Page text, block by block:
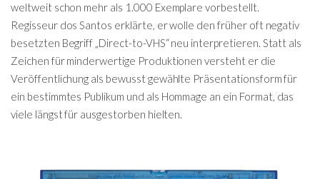
weltweit schon mehr als 1.000 Exemplare vorbestellt.
Regisseur dos Santos erklärte, er wolle den früher oft negativ
besetzten Begriff „Direct-to-VHS“ neu interpretieren. Statt als
Zeichen für minderwertige Produktionen versteht er die
Veröffentlichung als bewusst gewählte Präsentationsform für
ein bestimmtes Publikum und als Hommage an ein Format, das
viele längst für ausgestorben hielten.